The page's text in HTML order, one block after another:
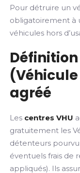
Pour détruire un
obligatoirement à
véhicules hors
Définition
(Véhicule
agréé
Les centres VHU
gratuitement les
détenteurs pourvu
éventuels frais de
appliqués). Ils